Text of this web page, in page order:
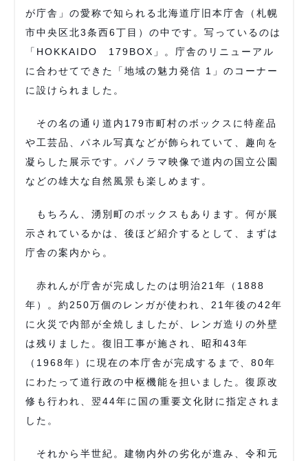
が庁舎」の愛称で知られる北海道庁旧本庁舎（札幌
市中央区北3条西6丁目）の中です。写っているのは
「HOKKAIDO 179BOX」。庁舎のリニューアル
に合わせてできた「地域の魅力発信 1」のコーナー
に設けられました。
その名の通り道内179市町村のボックスに特産品
や工芸品、パネル写真などが飾られていて、趣向を
凝らした展示です。パノラマ映像で道内の国立公園
などの雄大な自然風景も楽しめます。
もちろん、湧別町のボックスもあります。何が展
示されているかは、後ほど紹介するとして、まずは
庁舎の案内から。
赤れんが庁舎が完成したのは明治21年（1888
年）。約250万個のレンガが使われ、21年後の42年
に火災で内部が全焼しましたが、レンガ造りの外壁
は残りました。復旧工事が施され、昭和43年
（1968年）に現在の本庁舎が完成するまで、80年
にわたって道行政の中枢機能を担いました。復原改
修も行われ、翌44年に国の重要文化財に指定されま
した。
それから半世紀。建物内外の劣化が進み、令和元